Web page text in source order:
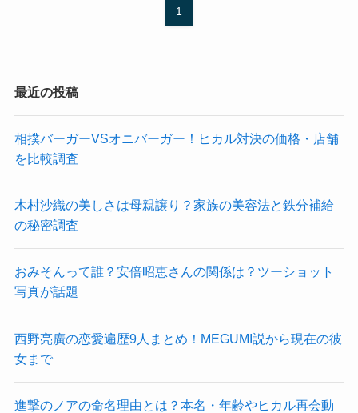
1
最近の投稿
相撲バーガーVSオニバーガー！ヒカル対決の価格・店舗
を比較調査
木村沙織の美しさは母親譲り？家族の美容法と鉄分補給
の秘密調査
おみそんって誰？安倍昭恵さんの関係は？ツーショット
写真が話題
西野亮廣の恋愛遍歴9人まとめ！MEGUMI説から現在の彼
女まで
進撃のノアの命名理由とは？本名・年齢やヒカル再会動